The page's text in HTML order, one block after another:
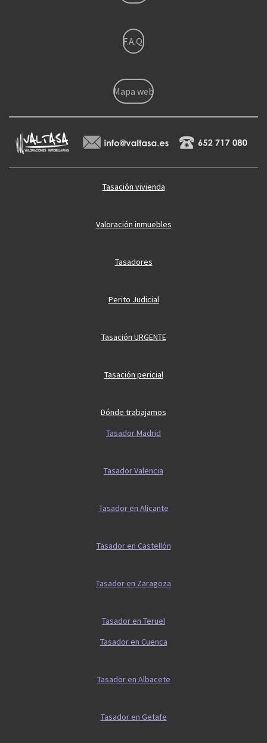
F.A.Q.
Mapa web
Tasación vivienda
Valoración inmuebles
Tasadores
Perito Judicial
Tasación URGENTE
Tasación pericial
Dónde trabajamos
Tasador Madrid
Tasador Valencia
Tasador en Alicante
Tasador en Castellón
Tasador en Zaragoza
Tasador en Teruel
Tasador en Cuenca
Tasador en Albacete
Tasador en Getafe